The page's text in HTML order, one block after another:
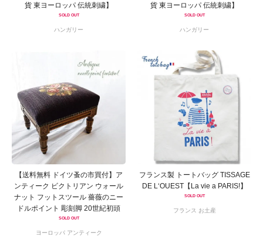
貨 東ヨーロッパ 伝統刺繍】
SOLD OUT
ハンガリー
貨 東ヨーロッパ 伝統刺繍】
SOLD OUT
ハンガリー
【送料無料 ドイツ蚤の市買付】ア
ンティーク ビクトリアン ウォール
ナット フットスツール 薔薇のニー
ドルポイント 彫刻脚 20世紀初頭
SOLD OUT
ヨーロッパ アンティーク
フランス製 トートバッグ TISSAGE
DE L‘OUEST【La vie a PARIS!】
SOLD OUT
フランス お土産